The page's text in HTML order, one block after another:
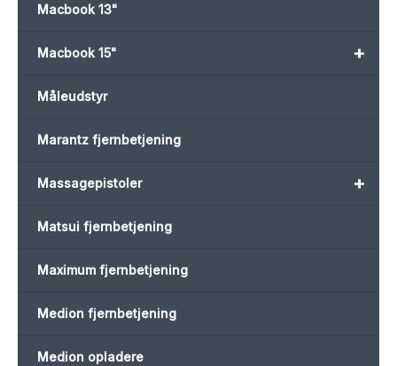
Macbook 13"
+
Macbook 15"
Måleudstyr
Marantz fjernbetjening
+
Massagepistoler
Matsui fjernbetjening
Maximum fjernbetjening
Medion fjernbetjening
Medion opladere